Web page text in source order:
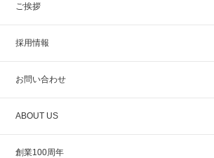
ご挨拶
採用情報
お問い合わせ
ABOUT US
創業100周年